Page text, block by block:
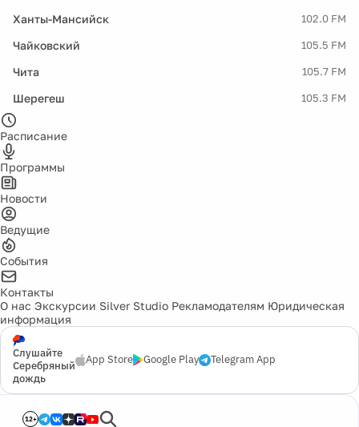
Ханты-Мансийск 102.0 FM
Чайковский 105.5 FM
Чита 105.7 FM
Шерегеш 105.3 FM
Расписание
Программы
Новости
Ведущие
События
Контакты
О нас Экскурсии Silver Studio Рекламодателям Юридическая
информация
Слушайте
Серебряный
дождь
App Store Google Play Telegram App
12+